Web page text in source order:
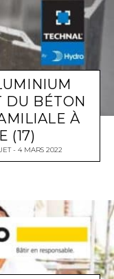
DU BÉTON
À
(17)
4 MARS 2022